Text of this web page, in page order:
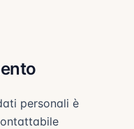
personali è